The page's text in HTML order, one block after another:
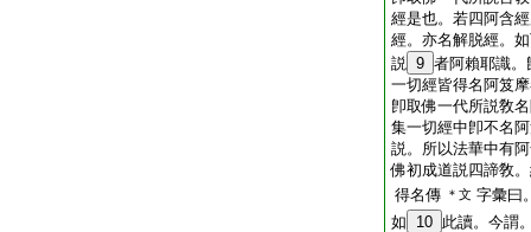
經是也。若四阿含
經。亦名解脱經。
説 9 者阿賴耶識。
一切經皆得名阿笈
卽取佛一代所説敎
集一切經中卽不名
説。所以法華中有
佛初成道説四諦敎
得名傳 ＊文 字彙曰
如
10 此讀。今謂